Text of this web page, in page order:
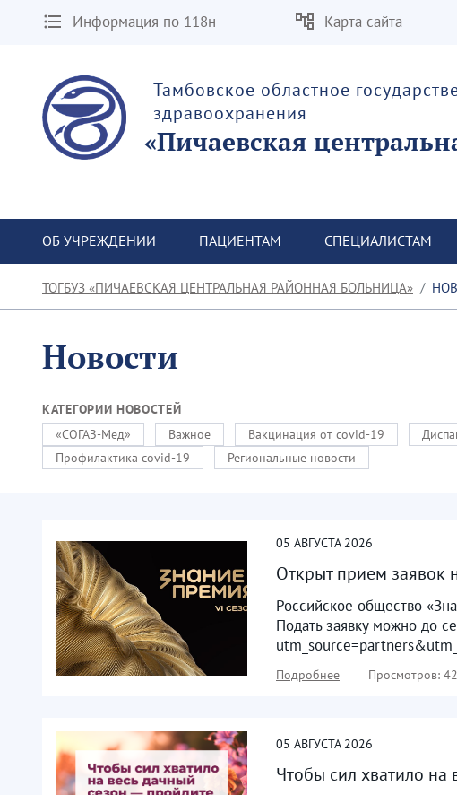
Информация по 118н Карта сайта
Тамбовское областное
здравоохранения
«Пичаевская
ОБ УЧРЕЖДЕНИИ ПАЦИЕНТАМ СПЕЦИАЛИСТАМ
ТОГБУЗ «ПИЧАЕВСКАЯ ЦЕНТРАЛЬНАЯ РАЙОННАЯ БОЛЬНИЦА»
Новости
КАТЕГОРИИ НОВОСТЕЙ
«СОГАЗ-Мед»
Важное Вакцинация от covid-19
Профилактика covid-19
Региональные новости
05 АВГУСТА 2026
Открыт прием заявок
Российское общество
Подать заявку можно до
Подробнее Просмотров:
05 АВГУСТА 2026
Чтобы сил хватило на